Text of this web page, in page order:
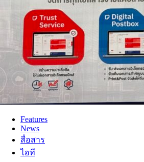
Features
News
สื่อสาร
ไอที